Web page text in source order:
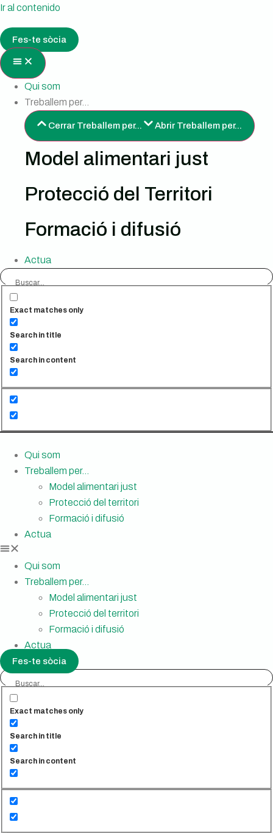
Ir al contenido
Fes-te sòcia
Qui som
Treballem per...
Cerrar Treballem per... Abrir Treballem per...
Model alimentari just
Protecció del Territori
Formació i difusió
Actua
Exact matches only
Search in title
Search in content
Qui som
Treballem per…
Model alimentari just
Protecció del territori
Formació i difusió
Actua
Qui som
Treballem per…
Model alimentari just
Protecció del territori
Formació i difusió
Actua
Fes-te sòcia
Exact matches only
Search in title
Search in content